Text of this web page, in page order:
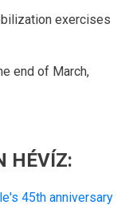
exercises
end of March,
HÉVÍZ:
45th anniversary